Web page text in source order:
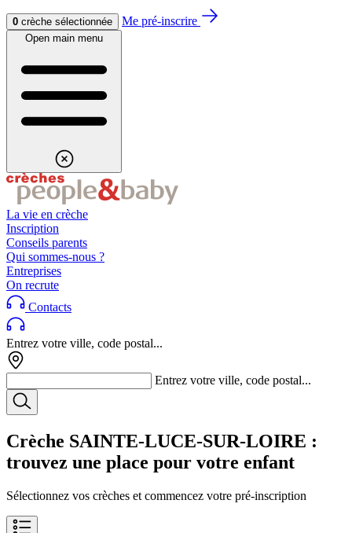
Aller au contenuAller au footer
0 crèche sélectionnée Me pré-inscrire
Open main menu
La vie en crèche
Inscription
Conseils parents
Qui sommes-nous ?
Entreprises
On recrute
Contacts
Entrez votre ville, code postal...
Entrez votre ville, code postal...
Crèche SAINTE-LUCE-SUR-LOIRE :
trouvez une place pour votre enfant
Sélectionnez vos crèches et commencez votre pré-inscription